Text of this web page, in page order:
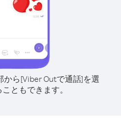
から[Viber Outで通話]を選
ともできます。